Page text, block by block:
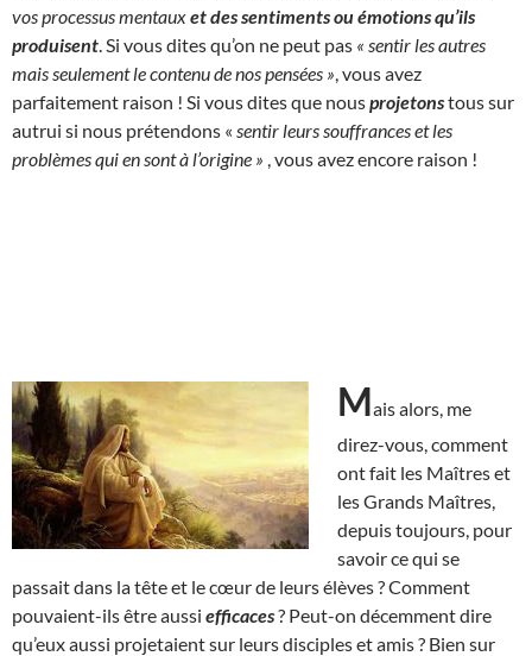
vos processus mentauxet des sentiments ou émotions qu’ils
produisent . Si vous dites qu’on ne peut pas « sentir les autres
mais seulement le contenu de nos pensées » , vous avez
parfaitement raison ! Si vous dites que nousprojetonstous sur
autrui si nous prétendons « sentir leurs souffrances et les
problèmes qui en sont à l’origine » , vous avez encore raison !
Mais alors, me
direz-vous, comment
ont fait les Maîtres et
les Grands Maîtres,
depuis toujours, pour
savoir ce qui se
passait dans la tête et le cœur de leurs élèves ? Comment
pouvaient-ils être aussi efficaces? Peut-on décemment dire
qu’eux aussi projetaient sur leurs disciples et amis ? Bien sur